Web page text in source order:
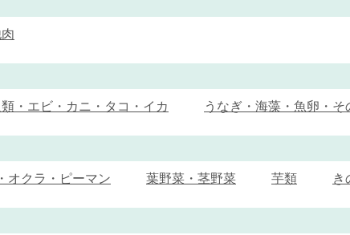
類・エビ・カニ・タコ・イカ うなぎ・海藻・魚卵・そ
オクラ・ピーマン 葉野菜・茎野菜 芋類 き